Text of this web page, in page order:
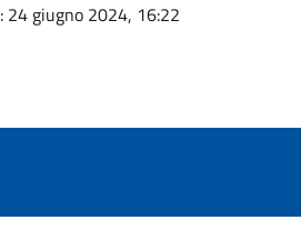
: 24 giugno 2024, 16:22